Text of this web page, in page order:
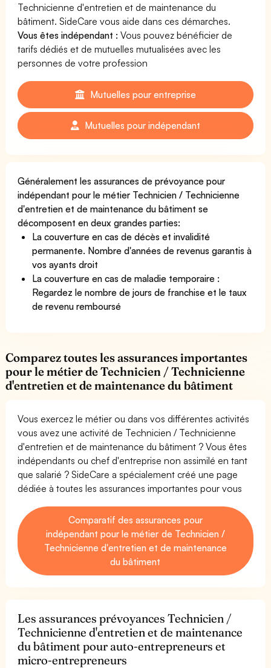
Technicienne d'entretien et de maintenance du
bâtiment. SideCare vous aide dans ces démarches.
Vous êtes indépendant : Vous pouvez bénéficier de
tarifs dédiés et de mutuelles mutualisées avec les
personnes de votre profession
Mutuelles pour entreprise
Mutuelles pour indépendant
Généralement les assurances de prévoyance pour
indépendant pour le métier Technicien / Technicienne
d'entretien et de maintenance du bâtiment se
décomposent en deux grandes parties:
La couverture en cas de décès et invalidité
permanente. Nombre d'années de revenus garantis à
vos ayants droit
La couverture en cas de maladie temporaire :
Regardez le nombre de jours de franchise et le taux
de revenu remboursé
Comparez toutes les assurances importantes
pour le métier de Technicien / Technicienne
d'entretien et de maintenance du bâtiment
Vous exercez le métier ou dans vos différentes activités
vous avez une activité de Technicien / Technicienne
d'entretien et de maintenance du bâtiment ? Vous êtes
indépendants ou chef d'entreprise non assimilé en tant
que salarié ? SideCare a spécialement créé une page
dédiée à toutes les assurances importantes pour vous
Comparatif des assurances pour
indépendant pour le métier de Technicien /
Technicienne d'entretien et de maintenance
du bâtiment
Les assurances prévoyances Technicien /
Technicienne d'entretien et de maintenance
du bâtiment pour auto-entrepreneurs et
micro-entrepreneurs